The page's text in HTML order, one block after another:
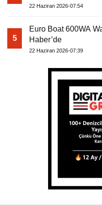
22 Haziran 2026-07:54
5
Euro Boat 600WA
Haber’de
22 Haziran 2026-07:39